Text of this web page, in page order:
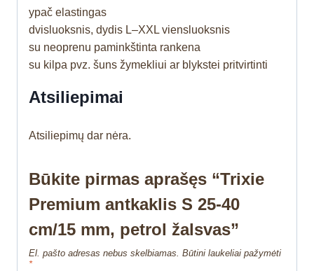
ypač elastingas
dvisluoksnis, dydis L–XXL viensluoksnis
su neoprenu paminkštinta rankena
su kilpa pvz. šuns žymekliui ar blykstei pritvirtinti
Atsiliepimai
Atsiliepimų dar nėra.
Būkite pirmas aprašęs “Trixie
Premium antkaklis S 25-40
cm/15 mm, petrol žalsvas”
El. pašto adresas nebus skelbiamas. Būtini laukeliai pažymėti
*